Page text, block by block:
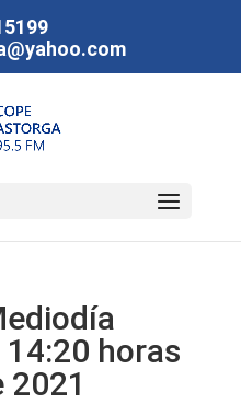
horas
2021